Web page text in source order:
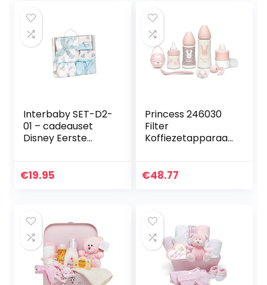
Interbaby SET-D2-
01 – cadeauset
Disney Eerste
€19.95
Princess 246030
Filter
Koffiezetapparaat
Stukken
€48.77